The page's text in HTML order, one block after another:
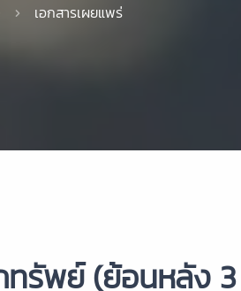
เอกสารเผยแพร่
ทรัพย์ (ย้อนหลัง